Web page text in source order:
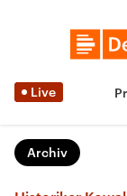
Live
Archiv